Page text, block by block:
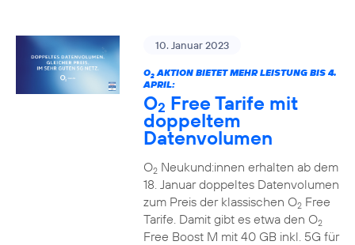
10. Januar 2023
O2AKTION BIETET MEHR LEISTUNG BIS 4.
APRIL:
O2 Free Tarife mit
doppeltem
Datenvolumen
O2Neukund:innen erhalten ab dem
18. Januar doppeltes Datenvolumen
zum Preis der klassischen O2Free
Tarife. Damit gibt es etwa den O2
Free Boost M mit 40 GB inkl. 5G für